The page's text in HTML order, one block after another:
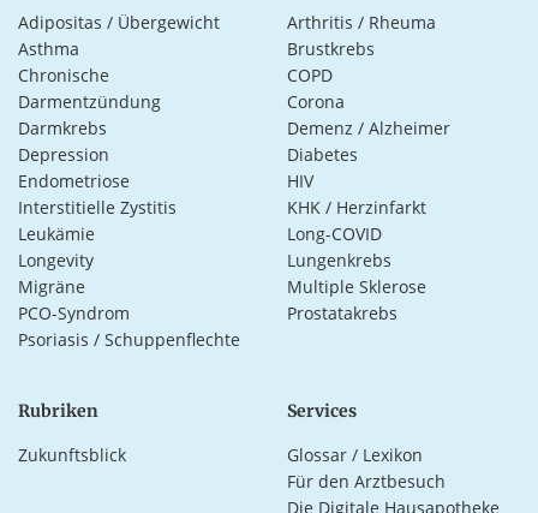
Adipositas / Übergewicht
Arthritis / Rheuma
Asthma
Brustkrebs
Chronische
Darmentzündung
COPD
Corona
Darmkrebs
Demenz / Alzheimer
Depression
Diabetes
Endometriose
HIV
Interstitielle Zystitis
KHK / Herzinfarkt
Leukämie
Long-COVID
Longevity
Lungenkrebs
Migräne
Multiple Sklerose
PCO-Syndrom
Prostatakrebs
Psoriasis / Schuppenflechte
Rubriken
Zukunftsblick
Services
Glossar / Lexikon
Für den Arztbesuch
Die Digitale Hausapotheke